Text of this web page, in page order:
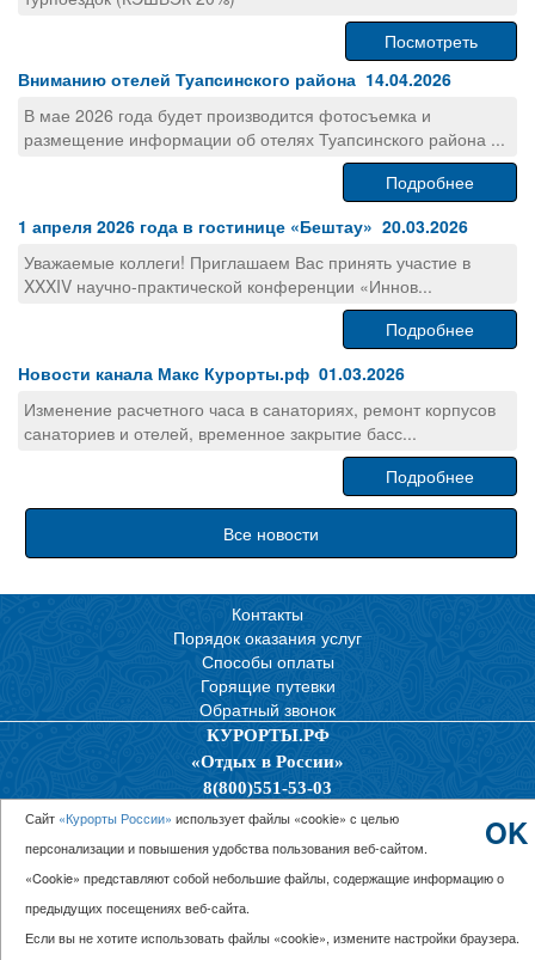
Посмотреть
Вниманию отелей Туапсинского района 14.04.2026
В мае 2026 года будет производится фотосъемка и
размещение информации об отелях Туапсинского района ...
Подробнее
1 апреля 2026 года в гостинице «Бештау» 20.03.2026
Уважаемые коллеги! Приглашаем Вас принять участие в
XXXIV научно-практической конференции «Иннов...
Подробнее
Новости канала Макс Курорты.рф 01.03.2026
Изменение расчетного часа в санаториях, ремонт корпусов
санаториев и отелей, временное закрытие басс...
Подробнее
Все новости
Контакты
Порядок оказания услуг
Способы оплаты
Горящие путевки
Обратный звонок
КУРОРТЫ.РФ
«Отдых в России»
8(800)551-53-03
Политика конфиденциальности
© 2026 ООО “Единая Служба Бронирования”
OK
Сайт «Курорты России» использует файлы «cookie» с целью
персонализации и повышения удобства пользования веб-сайтом.
«Cookie» представляют собой небольшие файлы, содержащие информацию о
предыдущих посещениях веб-сайта.
Если вы не хотите использовать файлы «cookie», измените настройки браузера.